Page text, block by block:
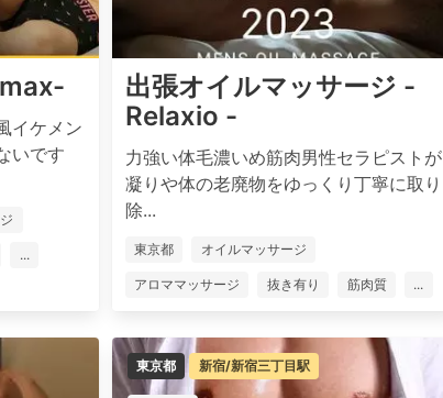
イケメン
いです
...
出張オイルマッサージ -
Relaxio -
力強い体毛濃いめ筋肉男性セラピストが
凝りや体の老廃物をゆっくり丁寧に取り
除...
東京都 オイルマッサージ
アロママッサージ 抜き有り 筋肉質 ...
東京都 新宿/新宿三丁目駅